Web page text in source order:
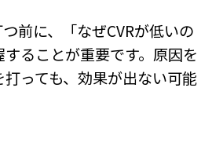
前に、「なぜCVRが低いの
ることが重要です。原因を
っても、効果が出ない可能